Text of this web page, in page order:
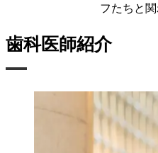
フたちと
歯科医師紹介